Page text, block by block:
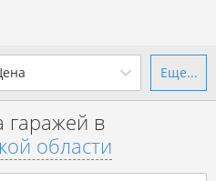
до
Еще...
гаражей в
области
Витебская
Выбрать город